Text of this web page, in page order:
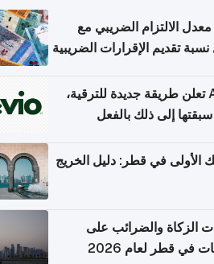
معدل الالتزام الضريبي مع
تقديم الإقرارات الضريبية
Apple تعلن طريقة جديدة للترقية،
إلى ذلك بالفعل
الأولى في قطر: دليل الخريج
الزكاة والضرائب على
في قطر لعام 2026